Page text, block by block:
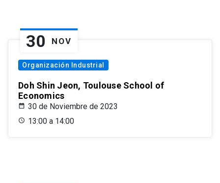
30 NOV
Organización Industrial
Doh Shin Jeon, Toulouse School of
Economics
30 de Noviembre de 2023
13:00 a 14:00